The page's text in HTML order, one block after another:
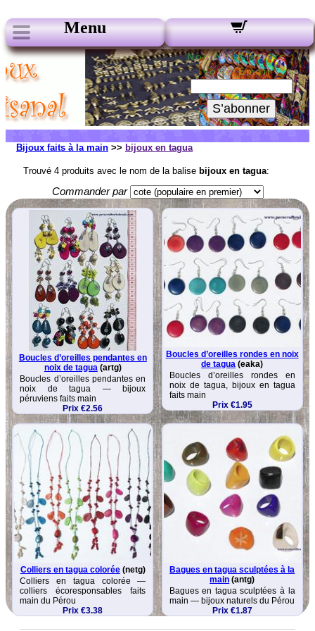
Menu
Nos Newsletters :
Votre Email :
S’abonner
Bijoux faits à la main >> bijoux en tagua
Trouvé 4 produits avec le nom de la balise bijoux en tagua:
Commander par
Boucles d’oreilles pendantes en
noix de tagua(artg)
Boucles d’oreilles pendantes en
noix de tagua — bijoux
péruviens faits main
Prix €2.56
Boucles d’oreilles rondes en noix
de tagua (eaka)
Boucles d’oreilles rondes en
noix de tagua, bijoux en tagua
faits main
Prix €1.95
Colliers en tagua colorée(netg)
Colliers en tagua colorée —
colliers écoresponsables faits
main du Pérou
Prix €3.38
Bagues en tagua sculptées à la
main (antg)
Bagues en tagua sculptées à la
main — bijoux naturels du Pérou
Prix €1.87